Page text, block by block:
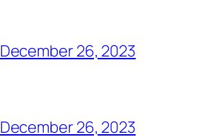
December 26, 2023
December 26, 2023